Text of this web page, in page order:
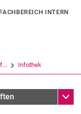
direkt zu: Inhalt
direkt zu: Suche
direkt zu:
Link in einem
FACHBEREICH INTERN
Infothek